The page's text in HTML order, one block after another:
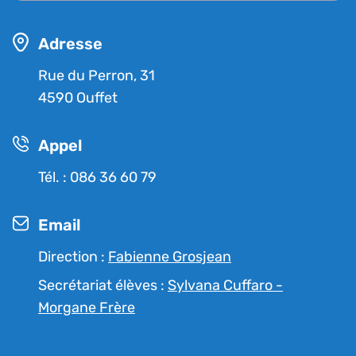
Adresse
Rue du Perron, 31
4590 Ouffet
Appel
Tél. : 086 36 60 79
Email
Direction : Fabienne Grosjean
Secrétariat élèves : Sylvana Cuffaro -
Morgane Frère